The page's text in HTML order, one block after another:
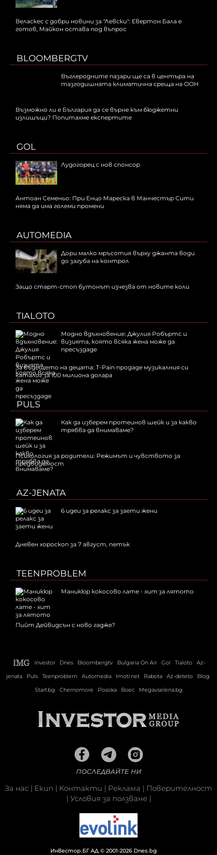
Веласкес с добри новини за "Левски": Евертон Бала е
готов, Майкон остава под въпрос
BLOOMBERGTV
Въглеродните пазари ще са в центъра на
тазгодишната климатична среща на ООН
Възможно ли е България да се върне към бюджетни
излишъци? Попитахме експертите
GOL
Лудогорец с нов спонсор
Антоан Семеньо: При Енцо Мареска в Манчестър Сити
няма да има големи промени
AUTOMEDIA
Дори малко мръсотия върху джанта води
до загуба на контрол
Защо старт-стоп бутонът изчезва от новите коли
TIALOTO
Модно вдъхновение: Джулия Робъртс и
визията, която всяка жена може да
пресъздаде
За бъдещето на децата: T-Pain продаде музикалния си
каталог за 100 милиона долара
PULS
Как да изберем протеинов шейк и за какво
трябва да внимаваме?
Психология за родители: Режимът и чувството за
предвидимост
AZ-JENATA
6 идеи за релакс за заети жени
Дневен хороскоп за 7 август, петък
TEENPROBLEM
Маникюр кокосово лате - хит за лятото
Пийт Дейвидсън с ново гадже?
Investor Dnes Bloombergtv Bulgaria On Air Gol Tialoto
Az-
jenata
Puls Teenproblem Automedia Imoti.net Rabota Az-deteto
Blog
Start.bg
Chernomore Posoka Boec Megavselena.bg
ПОСЛЕДВАЙТЕ НИ
За нас | Екип | Контакти | Реклама | Поверителност
| Условия за ползване|
Инвестор.БГ АД © 2001-2026 Dnes.bg